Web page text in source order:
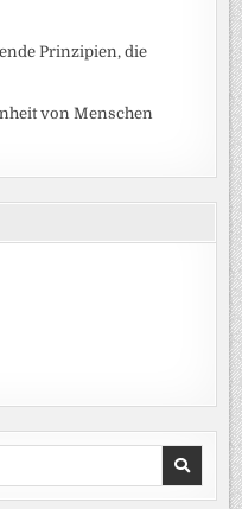
Prinzipien, die
von Menschen